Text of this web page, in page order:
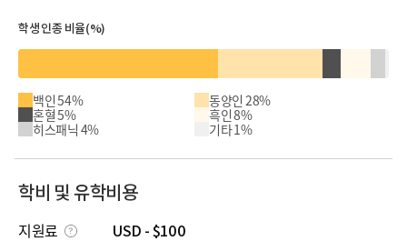
학생 인종 비율(%)
백인 54%
동양인 28%
혼혈 5%
흑인 8%
히스패닉 4%
기타 1%
학비 및 유학비용
지원료 USD - $100